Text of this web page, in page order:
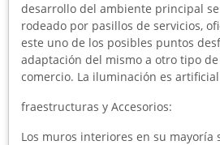
desarrollo del ambiente principal
rodeado por pasillos de servicios,
este uno de los posibles puntos
adaptación del mismo a otro tipo
comercio. La iluminación es
fraestructuras y Accesorios:
Los muros interiores en su mayoría